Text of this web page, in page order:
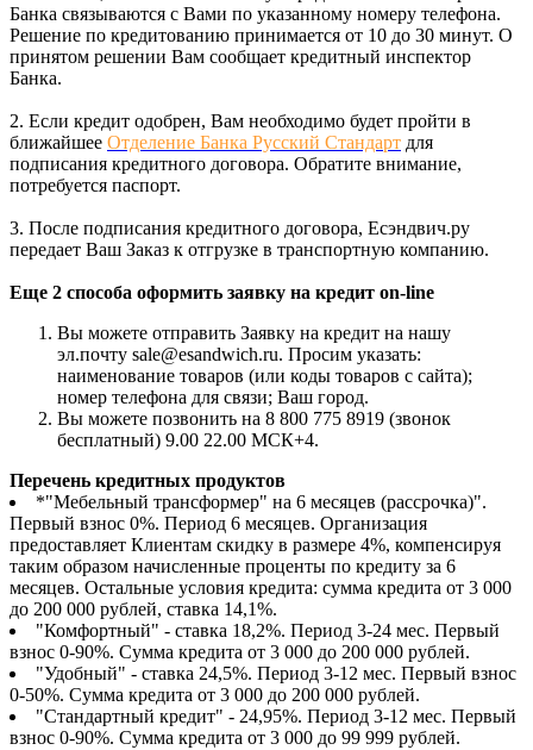
Банка связываются с Вами по указанному номеру телефона.
Решение по кредитованию принимается от 10 до 30 минут. О
принятом решении Вам сообщает кредитный инспектор
Банка.
2. Если кредит одобрен, Вам необходимо будет пройти в
ближайшее Отделение Банка Русский Стандарт для
подписания кредитного договора. Обратите внимание,
потребуется паспорт.
3. После подписания кредитного договора, Есэндвич.ру
передает Ваш Заказ к отгрузке в транспортную компанию.
Еще 2 способа оформить заявку на кредит on-line
Вы можете отправить Заявку на кредит на нашу
эл.почту sale@esandwich.ru. Просим указать:
наименование товаров (или коды товаров с сайта);
номер телефона для связи; Ваш город.
Вы можете позвонить на 8 800 775 8919 (звонок
бесплатный) 9.00 22.00 МСК+4.
Перечень кредитных продуктов
*"Мебельный трансформер" на 6 месяцев (рассрочка)".
Первый взнос 0%. Период 6 месяцев. Организация
предоставляет Клиентам скидку в размере 4%, компенсируя
таким образом начисленные проценты по кредиту за 6
месяцев. Остальные условия кредита: сумма кредита от 3 000
до 200 000 рублей, ставка 14,1%.
"Комфортный" - ставка 18,2%. Период 3-24 мес. Первый
взнос 0-90%. Сумма кредита от 3 000 до 200 000 рублей.
"Удобный" - ставка 24,5%. Период 3-12 мес. Первый взнос
0-50%. Сумма кредита от 3 000 до 200 000 рублей.
"Стандартный кредит" - 24,95%. Период 3-12 мес. Первый
взнос 0-90%. Сумма кредита от 3 000 до 99 999 рублей.